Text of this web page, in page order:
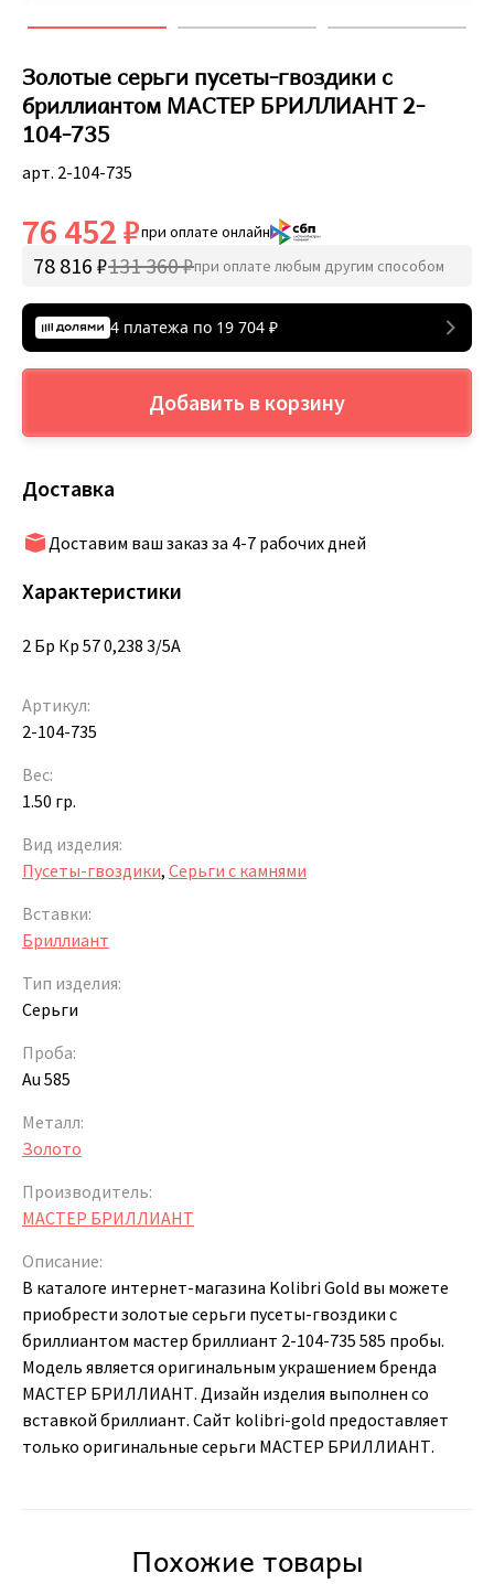
Золотые серьги пусеты-гвоздики с
бриллиантом МАСТЕР БРИЛЛИАНТ 2-
104-735
арт. 2-104-735
76 452 ₽при оплате онлайн
78 816 ₽131 360 ₽при оплате любым другим способом
4 платежа по 19 704 ₽
Добавить в корзину
Доставка
Доставим ваш заказ за 4-7 рабочих дней
Характеристики
2 Бр Кр 57 0,238 3/5А
Артикул:
2-104-735
Вес:
1.50 гр.
Вид изделия:
Пусеты-гвоздики, Серьги с камнями
Вставки:
Бриллиант
Тип изделия:
Серьги
Проба:
Au 585
Металл:
Золото
Производитель:
МАСТЕР БРИЛЛИАНТ
Описание:
В каталоге интернет-магазина Kolibri Gold вы можете
приобрести золотые серьги пусеты-гвоздики с
бриллиантом мастер бриллиант 2-104-735 585 пробы.
Модель является оригинальным украшением бренда
МАСТЕР БРИЛЛИАНТ. Дизайн изделия выполнен со
вставкой бриллиант. Сайт kolibri-gold предоставляет
только оригинальные серьги МАСТЕР БРИЛЛИАНТ.
Похожие товары